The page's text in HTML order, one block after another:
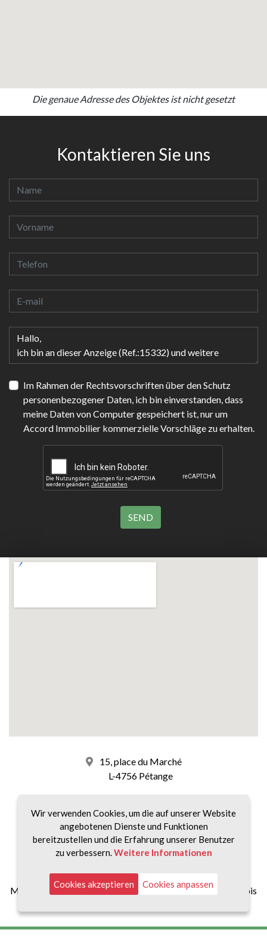
Die genaue Adresse des Objektes ist nicht gesetzt
Kontaktieren Sie uns
Im Rahmen der Rechtsvorschriften über den Schutz
personenbezogener Daten, ich bin einverstanden, dass
meine Daten von Computer gespeichert ist, nur um
Accord Immobilier kommerzielle Vorschläge zu erhalten.
15, place du Marché
L-4756 Pétange
info@accord-immo.lu
Montag bis Freitag von 8:30 bis 12:00 Uhr und von 14:00 bis
Wir verwenden Cookies, um die auf unserer Website
angebotenen Dienste und Funktionen
bereitzustellen und die Erfahrung unserer Benutzer
zu verbessern.Weitere Informationen
Cookies akzeptieren Cookies anpassen